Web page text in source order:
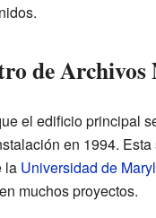
de Archivos
el edificio principal
en 1994.
la Universidad de
muchos proyectos.